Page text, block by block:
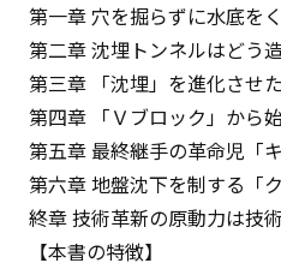
第⼀章 ⽳を掘らずに⽔底を
第⼆章 沈埋トンネルはどう
第三章 「沈埋」を進化させ
第四章 「Ｖブロック」から
第五章 最終継⼿の⾰命児「
第六章 地盤沈下を制する「
終章 技術⾰新の原動⼒は技
【本書の特徴】